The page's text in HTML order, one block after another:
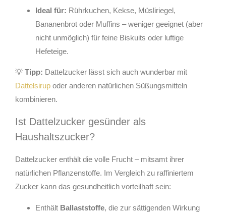
Ideal für: Rührkuchen, Kekse, Müsliriegel,
Bananenbrot oder Muffins – weniger geeignet (aber
nicht unmöglich) für feine Biskuits oder luftige
Hefeteige.
💡 Tipp: Dattelzucker lässt sich auch wunderbar mit
Dattelsirup oder anderen natürlichen Süßungsmitteln
kombinieren.
Ist Dattelzucker gesünder als
Haushaltszucker?
Dattelzucker enthält die volle Frucht – mitsamt ihrer
natürlichen Pflanzenstoffe. Im Vergleich zu raffiniertem
Zucker kann das gesundheitlich vorteilhaft sein:
Enthält Ballaststoffe, die zur sättigenden Wirkung